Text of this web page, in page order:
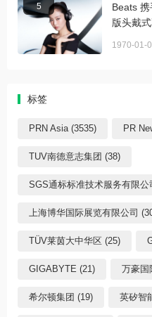
5
Beats
版头戴
1970-01-
标签
PRN Asia (3535) PR
TUV南德意志集团 (38)
SGS通标标准技术服务有限公
上海博华国际展览有限公司
TÜV莱茵大中华区 (25)
GIGABYTE (21) 万豪国
希尔顿集团 (19) 英矽智